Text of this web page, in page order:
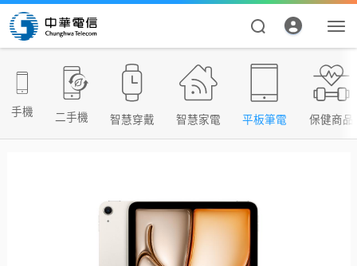
資費合約
手機 二手機 智慧穿戴 智慧家電 平板筆電 保健商品